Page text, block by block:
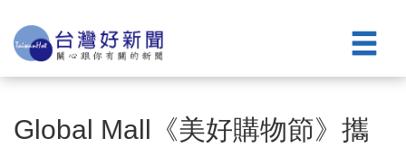
Global Mall《美好購物節》攜